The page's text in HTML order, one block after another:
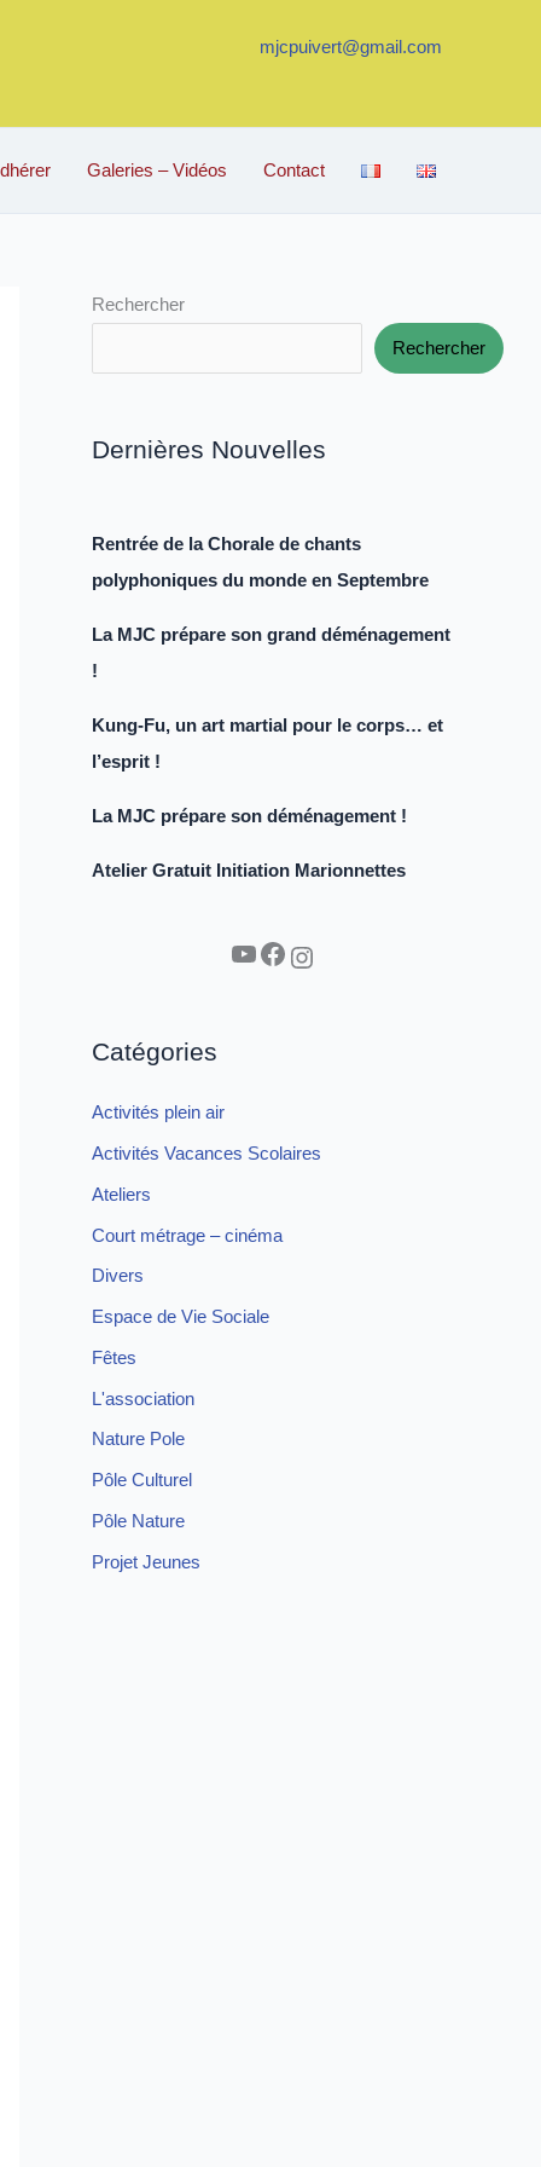
mjcpuivert@gmail.com
Galeries – Vidéos Contact
Rechercher
Rechercher
Dernières Nouvelles
Rentrée de la Chorale de chants
polyphoniques du monde en Septembre
La MJC prépare son grand déménagement
!
Kung-Fu, un art martial pour le corps… et
l’esprit !
La MJC prépare son déménagement !
Atelier Gratuit Initiation Marionnettes
YouTube Facebook Instagram
Catégories
Activités plein air
Activités Vacances Scolaires
Ateliers
Court métrage – cinéma
Divers
Espace de Vie Sociale
Fêtes
L'association
Nature Pole
Pôle Culturel
Pôle Nature
Projet Jeunes